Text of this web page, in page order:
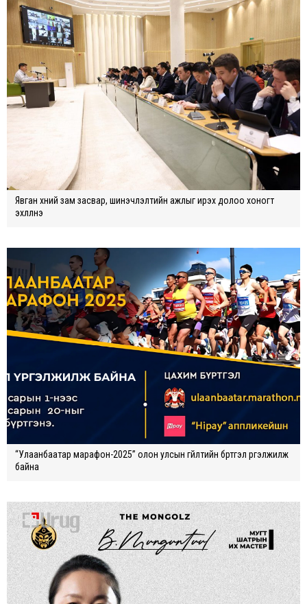
Явган хүний зам засвар, шинэчлэлтийн ажлыг ирэх долоо хоногт
эхлүүлнэ
“Улаанбаатар марафон-2025” олон улсын гүйлтийн бүртгэл үргэлжилж
байна